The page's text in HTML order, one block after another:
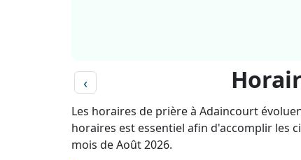
‹
Les horaires de prière à Adaincourt
horaires est essentiel afin d'accomplir les
mois de Août 2026.